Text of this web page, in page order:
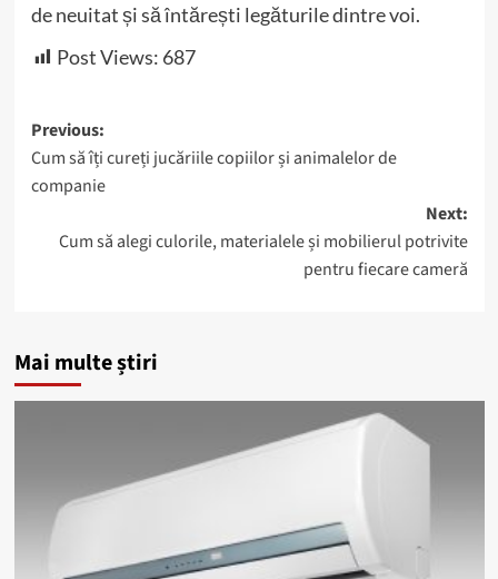
de neuitat și să întărești legăturile dintre voi.
Post Views: 687
Post
navigation
Previous:
Cum să îți cureți jucăriile copiilor și animalelor de
companie
Next:
Cum să alegi culorile, materialele și mobilierul potrivite
pentru fiecare cameră
Mai multe știri